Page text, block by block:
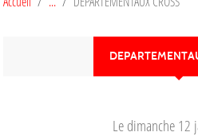
Le dimanche 12